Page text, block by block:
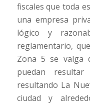
fiscales que toda
una empresa
lógico y
reglamentario,
Zona 5 se valga
puedan
resultando La
ciudad y